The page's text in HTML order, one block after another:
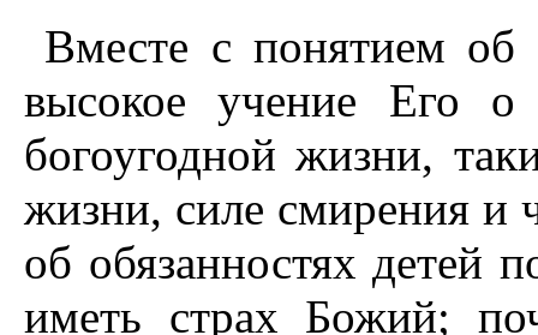
Вместе с понятием об
высокое учение Его о
богоугодной жизни,
жизни, силе смирения и
об обязанностях детей
иметь страх Божий;